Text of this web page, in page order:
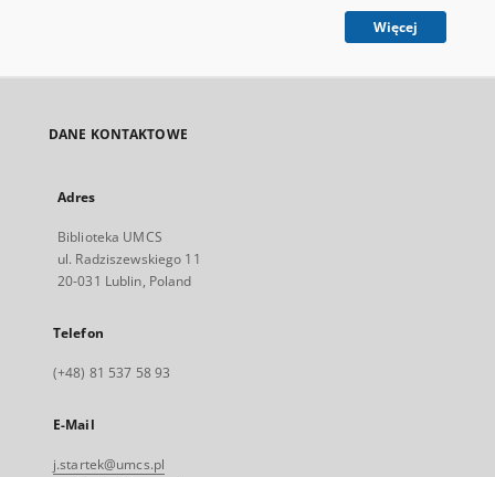
Więcej
DANE KONTAKTOWE
Adres
Biblioteka UMCS
ul. Radziszewskiego 11
20-031 Lublin, Poland
Telefon
(+48) 81 537 58 93
E-Mail
j.startek@umcs.pl